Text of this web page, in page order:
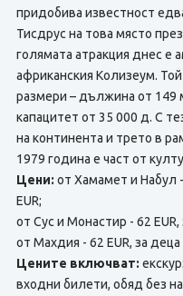
придобива известност
Тисдрус на това място
голямата атракция днес е
африканския Колизеум.
размери – дължина от 149
капацитет от 35 000 д. С
на континента и трето в
1979 година е част от
Цени: от Хамамет и Набул -
EUR;
от Сус и Монастир - 62 EUR,
от Махдия - 62 EUR, за деца
Цените включват:
входни билети, обяд без